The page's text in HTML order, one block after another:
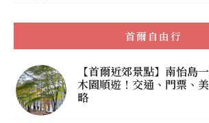
首爾自由行
【首爾近郊景點】南怡島
木園順遊！交通、門票、
略